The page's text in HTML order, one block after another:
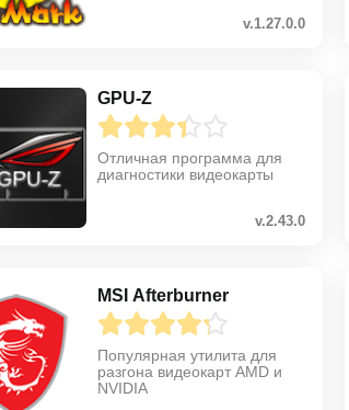
v.1.27.0.0
GPU-Z
Отличная программа для
диагностики видеокарты
v.2.43.0
MSI Afterburner
Популярная утилита для
разгона видеокарт AMD и
NVIDIA